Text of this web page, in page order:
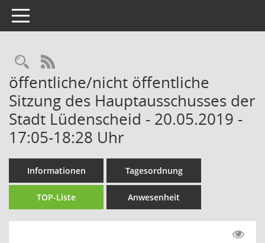
Toggle navigation
Rechercheauswahl
RSS-Feed
öffentliche/nicht öffentliche
Sitzung des Hauptausschusses der
Stadt Lüdenscheid - 20.05.2019 -
17:05-18:28 Uhr
Informationen Tagesordnung
TOP-Liste Anwesenheit